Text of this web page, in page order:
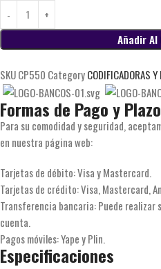
Añadir
SKUCP550 CategoryCODIFICADORAS
Formas de Pago y
Para su comodidad y seguridad,
en nuestra página web:
Tarjetas de débito: Visa y Mastercard.
Tarjetas de crédito: Visa, Mastercard,
Transferencia bancaria: Puede
cuenta.
Pagos móviles: Yape y Plin.
Especificaciones